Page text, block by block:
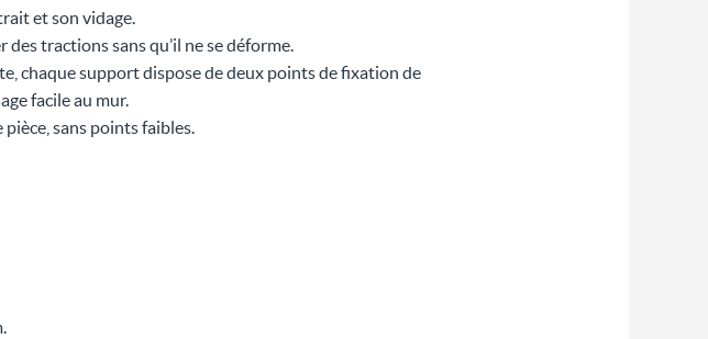
et son vidage.
tractions sans qu’il ne se déforme.
chaque support dispose de deux points de fixation de
facile au mur.
sans points faibles.